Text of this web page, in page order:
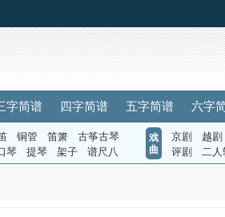
字简谱 四字简谱 五字简谱 六字
铜管 笛箫
古筝古琴
琴 提琴 架子 谱尺八
戏
曲
京剧 越剧
评剧
二人